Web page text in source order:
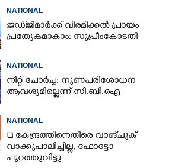
NATIONAL
ജഡ്‌ജിമാർക്ക് വിരമിക്കൽ പ്രായം
പ്രത്യേകമാകാം: സുപ്രീംകോടതി
NATIONAL
നീറ്റ് ചോർച്ച: നുണപരിശോധന
ആവശ്യമില്ലെന്ന് സി.ബി.ഐ
NATIONAL
 കേന്ദ്രത്തിനെതിരെ വാങ്‌ചുക്
വാക്കുപാലിച്ചില്ല, ഫോട്ടോ
പുറത്തുവിട്ടു